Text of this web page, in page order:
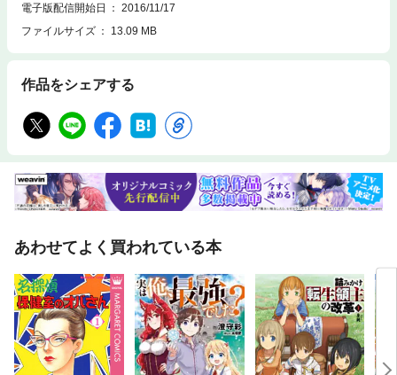
電子版配信開始日
2016/11/17
ファイルサイズ
13.09 MB
作品をシェアする
あわせてよく買われている本